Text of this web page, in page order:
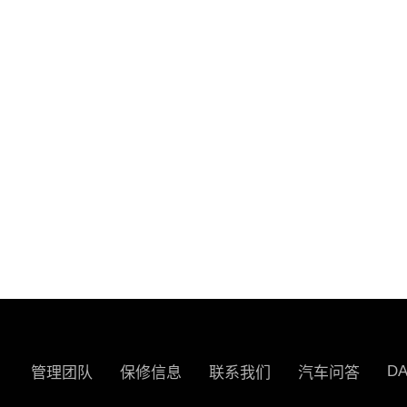
管理团队 保修信息 联系我们 汽车问答